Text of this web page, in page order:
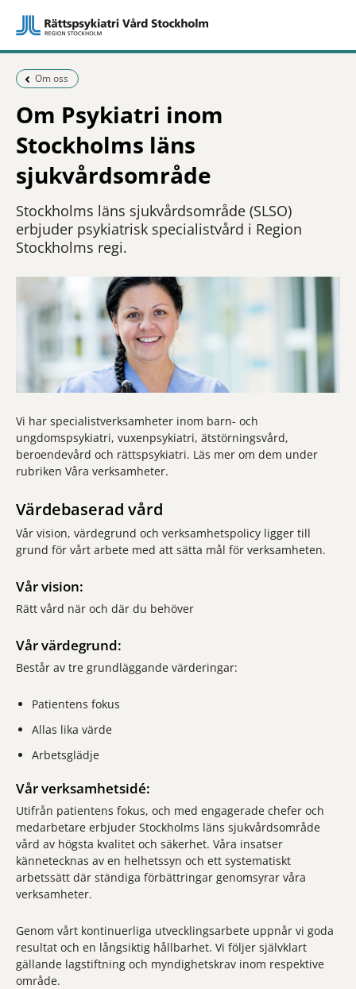
Föregående sida:
Om oss
Om Psykiatri inom
Stockholms läns
sjukvårdsområde
Stockholms läns sjukvårdsområde (SLSO)
erbjuder psykiatrisk specialistvård i Region
Stockholms regi.
Vi har specialistverksamheter inom barn- och
ungdomspsykiatri, vuxenpsykiatri, ätstörningsvård,
beroendevård och rättspsykiatri. Läs mer om dem under
rubriken Våra verksamheter.
Värdebaserad vård
Vår vision, värdegrund och verksamhetspolicy ligger till
grund för vårt arbete med att sätta mål för verksamheten.
Vår vision:
Rätt vård när och där du behöver
Vår värdegrund:
Består av tre grundläggande värderingar:
Patientens fokus
Allas lika värde
Arbetsglädje
Vår verksamhetsidé:
Utifrån patientens fokus, och med engagerade chefer och
medarbetare erbjuder Stockholms läns sjukvårdsområde
vård av högsta kvalitet och säkerhet. Våra insatser
kännetecknas av en helhetssyn och ett systematiskt
arbetssätt där ständiga förbättringar genomsyrar våra
verksamheter.
Genom vårt kontinuerliga utvecklingsarbete uppnår vi goda
resultat och en långsiktig hållbarhet. Vi följer självklart
gällande lagstiftning och myndighetskrav inom respektive
område.